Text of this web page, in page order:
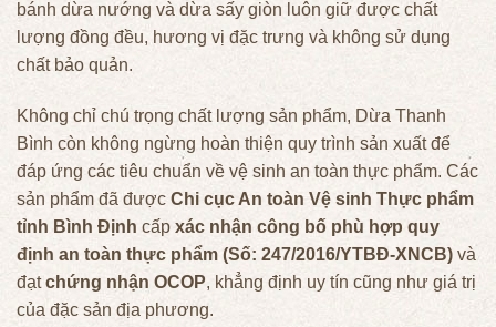
bánh dừa nướng và dừa sấy giòn luôn giữ được chất
lượng đồng đều, hương vị đặc trưng và không sử dụng
chất bảo quản.
Không chỉ chú trọng chất lượng sản phẩm, Dừa Thanh
Bình còn không ngừng hoàn thiện quy trình sản xuất để
đáp ứng các tiêu chuẩn về vệ sinh an toàn thực phẩm. Các
sản phẩm đã được Chi cục An toàn Vệ sinh Thực phẩm
tỉnh Bình Định cấp xác nhận công bố phù hợp quy
định an toàn thực phẩm (Số: 247/2016/YTBĐ-XNCB) và
đạtchứng nhận OCOP, khẳng định uy tín cũng như giá trị
của đặc sản địa phương.